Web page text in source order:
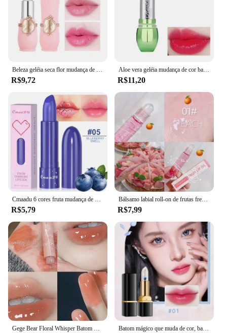
R$9,72
Aloe vera geléia mudança de cor batom hidratante vera não desbota geléia à prova dwaterproof água mudando cor rosa bálsamo aloe lábio faz
R$11,20
R$5,79
Bálsamo labial roll-on de frutas frescas, maquiagem hidratante, uva transparente, óleo labial de longa duração, batom hidratante, brilho, cosméticos
R$7,99
Gege Bear Floral Whisper Batom Hidratante Espelho Brilho - Acabamento Gelatinoso Brilhante, Bala em Forma de Coração, Bálsamo Labial Hidratante Batom mágico que muda de cor, batom de longa duração à prova d'água, batom vermelho, maquiagem kawaii, cosméticos fofos para meninas, novo